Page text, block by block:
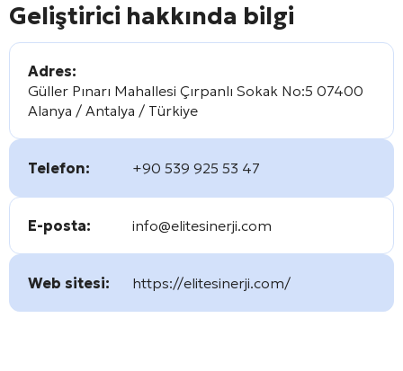
Geliştirici hakkında bilgi
Adres:
Güller Pınarı Mahallesi Çırpanlı Sokak No:5 07400
Alanya / Antalya / Türkiye
Telefon: +90 539 925 53 47
E-posta: info@elitesinerji.com
Web sitesi: https://elitesinerji.com/